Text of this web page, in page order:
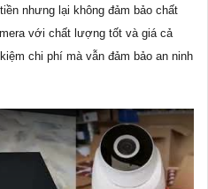
nhưng lại không đảm bảo chất
với chất lượng tốt và giá cả
chi phí mà vẫn đảm bảo an ninh